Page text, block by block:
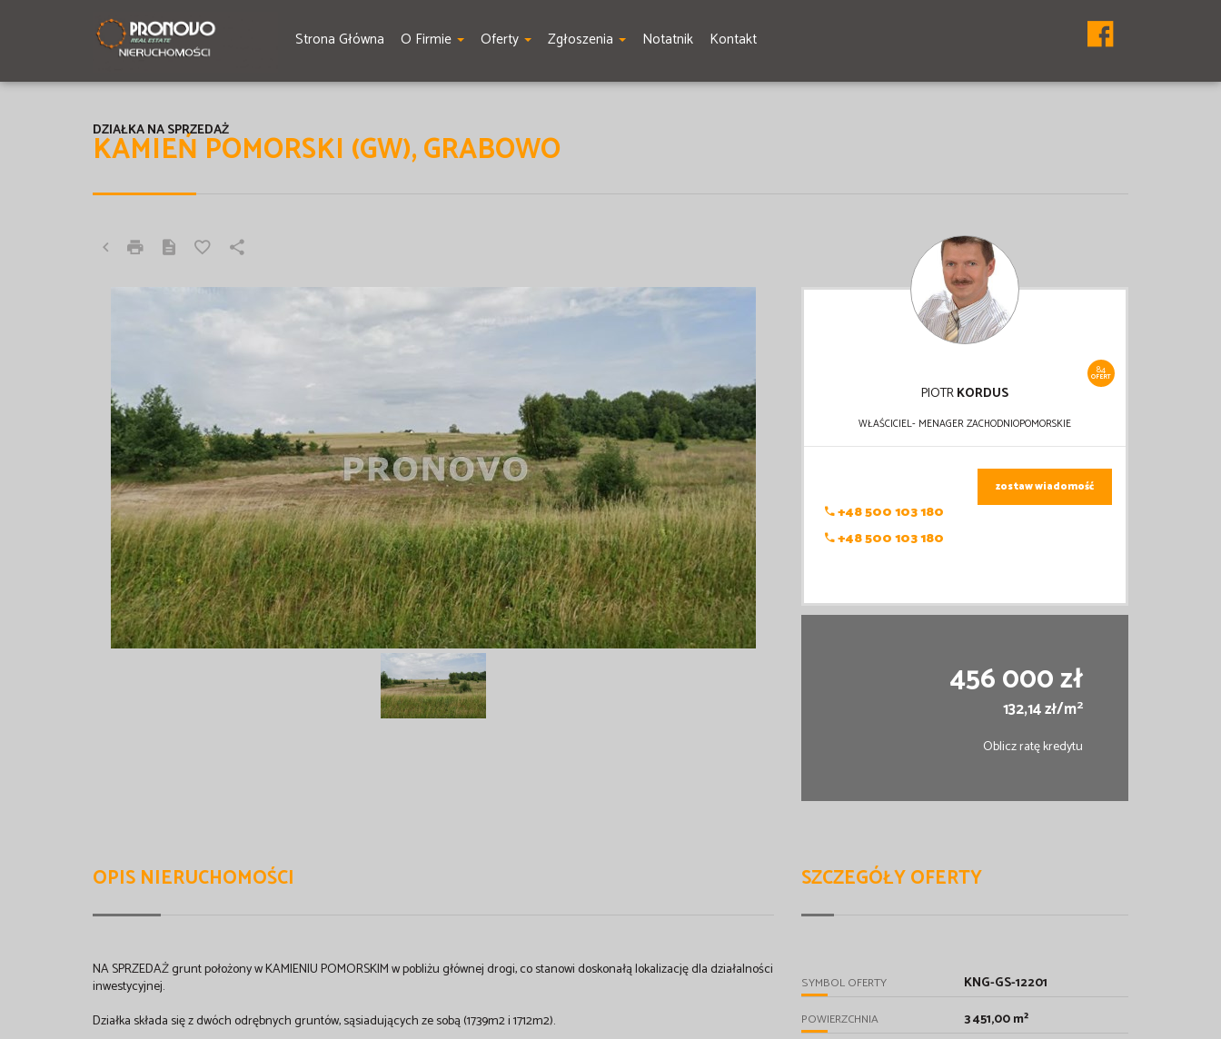
Strona Główna O Firmie Oferty Zgłoszenia Notatnik Kontakt
KAMIEŃ POMORSKI (GW), GRABOWO
DZIAŁKA NA SPRZEDAŻ
84
OFERT
PIOTRKORDUS
WŁAŚCICIEL- MENAGER ZACHODNIOPOMORSKIE
+48 500 103 180
+48 500 103 180
zostaw wiadomość
456 000 zł
132,14 zł/m2
Oblicz ratę kredytu
OPIS NIERUCHOMOŚCI
NA SPRZEDAŻ grunt położony w KAMIENIU POMORSKIM w pobliżu głównej drogi, co stanowi doskonałą lokalizację dla działalności
inwestycyjnej.
Działka składa się z dwóch odrębnych gruntów, sąsiadujących ze sobą (1739m2 i 1712m2).
SZCZEGÓŁY OFERTY
SYMBOL OFERTY KNG-GS-12201
POWIERZCHNIA 3 451,00 m²